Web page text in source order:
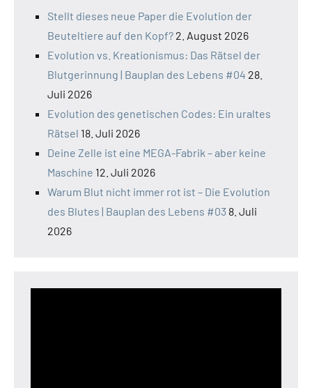
Stellt dieses neue Paper die Evolution der
Beuteltiere auf den Kopf? 2. August 2026
Evolution vs. Kreationismus: Das Rätsel der
Blutgerinnung | Bauplan des Lebens #04 28.
Juli 2026
Evolution des genetischen Codes: Ein uraltes
Rätsel 18. Juli 2026
Deine Zelle ist eine MEGA-Fabrik – aber keine
Maschine 12. Juli 2026
Warum Blut nicht immer rot ist – Die Evolution
des Blutes | Bauplan des Lebens #03 8. Juli
2026